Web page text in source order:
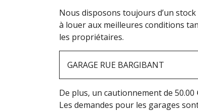
Nous disposons toujours d’un
à louer aux meilleures conditions
les propriétaires.
GARAGE RUE BARGIBANT
De plus, un cautionnement de
Les demandes pour les garages